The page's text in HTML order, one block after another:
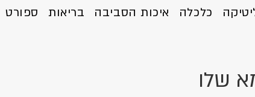
כלכלה איכות הסביבה בריאות ספורט
שלו